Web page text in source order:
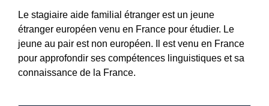
Le stagiaire aide familial étranger est un jeune
étranger européen venu en France pour étudier. Le
jeune au pair est non européen. Il est venu en France
pour approfondir ses compétences linguistiques et sa
connaissance de la France.